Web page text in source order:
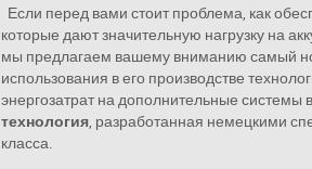
Если перед вами стоит проблема, как
которые дают значительную нагрузку на
мы предлагаем вашему вниманию самый
использования в его производстве
энергозатрат на дополнительные системы
технология , разработанная немецкими
класса.